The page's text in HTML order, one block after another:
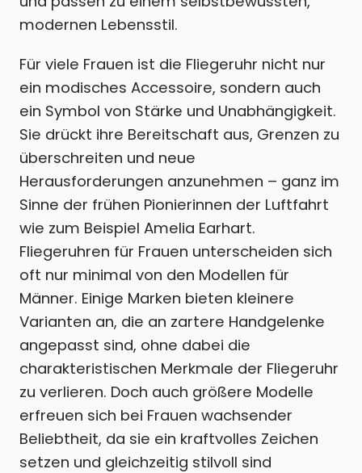
modernen Lebensstil.
Für viele Frauen ist die Fliegeruhr nicht nur
ein modisches Accessoire, sondern auch
ein Symbol von Stärke und Unabhängigkeit.
Sie drückt ihre Bereitschaft aus, Grenzen zu
überschreiten und neue
Herausforderungen anzunehmen – ganz im
Sinne der frühen Pionierinnen der Luftfahrt
wie zum Beispiel Amelia Earhart.
Fliegeruhren für Frauen unterscheiden sich
oft nur minimal von den Modellen für
Männer. Einige Marken bieten kleinere
Varianten an, die an zartere Handgelenke
angepasst sind, ohne dabei die
charakteristischen Merkmale der Fliegeruhr
zu verlieren. Doch auch größere Modelle
erfreuen sich bei Frauen wachsender
Beliebtheit, da sie ein kraftvolles Zeichen
setzen und gleichzeitig stilvoll sind